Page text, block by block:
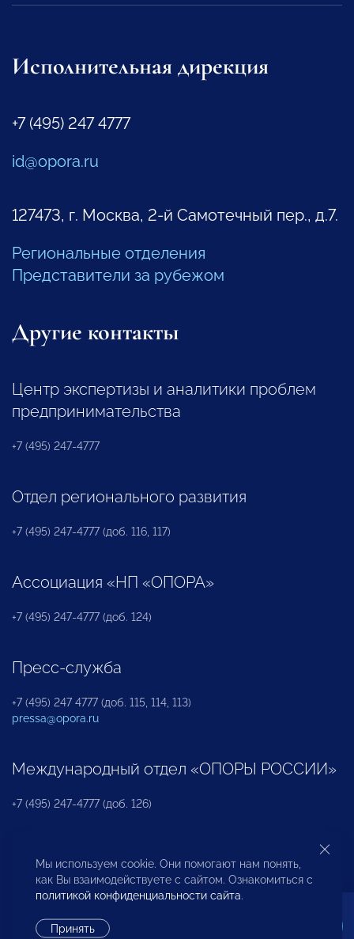
Исполнительная дирекция
+7 (495) 247 4777
id@opora.ru
127473, г. Москва, 2-й Самотечный пер., д.7.
Региональные отделения
Представители за рубежом
Другие контакты
Центр экспертизы и аналитики проблем
предпринимательства
+7 (495) 247-4777
Отдел регионального развития
+7 (495) 247-4777 (доб. 116, 117)
Ассоциация «НП «ОПОРА»
+7 (495) 247-4777 (доб. 124)
Пресс-служба
+7 (495) 247 4777 (доб. 115, 114, 113)
pressa@opora.ru
Международный отдел «ОПОРЫ РОССИИ»
+7 (495) 247-4777 (доб. 126)
Бюро по защите прав предпринимателей и
инвесторов
Мы используем cookie. Они помогают нам понять,
как Вы взаимодействуете с сайтом. Ознакомиться с
политикой конфиденциальности сайта.
Принять